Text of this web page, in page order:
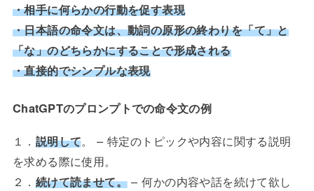
・相手に何らかの行動を促す表現
・日本語の命令文は、動詞の原形の終わりを「て」と
「な」のどちらかにすることで形成される
・直接的でシンプルな表現
ChatGPTのプロンプトでの命令文の例
１． 説明して。 – 特定のトピックや内容に関する説明
を求める際に使用。
２． 続けて読ませて。 – 何かの内容や話を続けて欲し